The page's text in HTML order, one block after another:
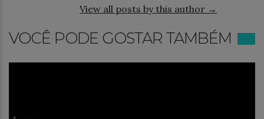
View all posts by this author →
VOCÊ PODE GOSTAR TAMBÉM